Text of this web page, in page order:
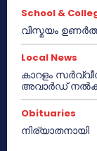
School &
വിസ്മയം
Local News
കാറളം
അവാർഡ്
Obituaries
നിര്യാതനായി